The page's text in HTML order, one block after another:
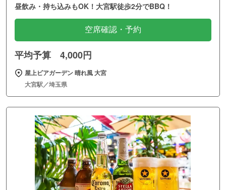
昼飲み・持ち込みもOK！大宮駅徒歩2分でBBQ！
空席確認・予約
平均予算 4,000円
屋上ビアガーデン 晴れ風 大宮
大宮駅／埼玉県